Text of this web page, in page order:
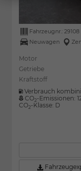
Fahrzeugnr.: 29108
Neuwagen
Motor
Getriebe
Kraftstoff
Verbrauch
CO2-Emissionen:
CO2-Klasse: D